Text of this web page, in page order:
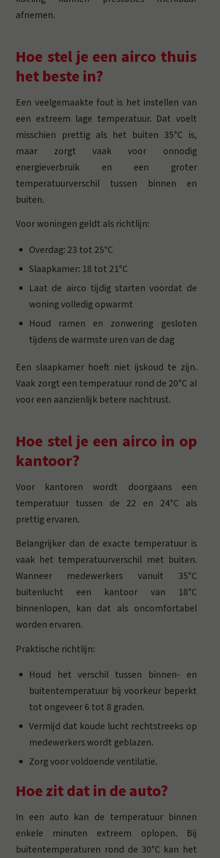
afnemen.
Hoe stel je een airco thuis
het beste in?
Een veelgemaakte fout is het instellen van
een extreem lage temperatuur. Dat voelt
misschien prettig als het buiten 35°C is,
maar zorgt vaak voor onnodig
energieverbruik en een groter
temperatuurverschil tussen binnen en
buiten.
Voor woningen geldt als richtlijn:
Overdag: 23 tot 25°C
Slaapkamer: 18 tot 21°C
Laat de airco tijdig starten voordat de
woning volledig opwarmt
Houd ramen en zonwering gesloten
tijdens de warmste uren van de dag
Een slaapkamer hoeft niet ijskoud te zijn.
Vaak zorgt een temperatuur rond de 20°C al
voor een aanzienlijk betere nachtrust.
Hoe stel je een airco in op
kantoor?
Voor kantoren wordt doorgaans een
temperatuur tussen de 22 en 24°C als
prettig ervaren.
Belangrijker dan de exacte temperatuur is
vaak het temperatuurverschil met buiten.
Wanneer medewerkers vanuit 35°C
buitenlucht een kantoor van 18°C
binnenlopen, kan dat als oncomfortabel
worden ervaren.
Praktische richtlijn:
Houd het verschil tussen binnen- en
buitentemperatuur bij voorkeur beperkt
tot ongeveer 6 tot 8 graden.
Vermijd dat koude lucht rechtstreeks op
medewerkers wordt geblazen.
Zorg voor voldoende ventilatie.
Hoe zit dat in de auto?
In een auto kan de temperatuur binnen
enkele minuten extreem oplopen. Bij
buitentemperaturen rond de 30°C kan het